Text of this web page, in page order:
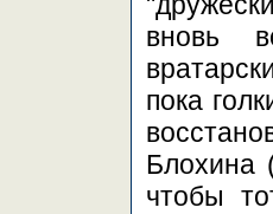
вновь
пока
Блохина
чтобы